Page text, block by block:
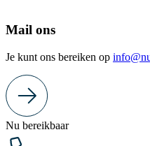
Mail ons
Je kunt ons bereiken op
Nu bereikbaar